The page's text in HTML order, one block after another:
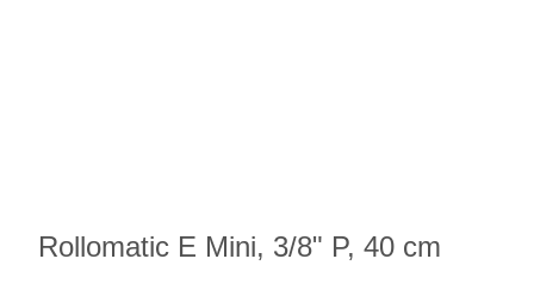
Rollomatic E Mini, 3/8" P, 40 cm